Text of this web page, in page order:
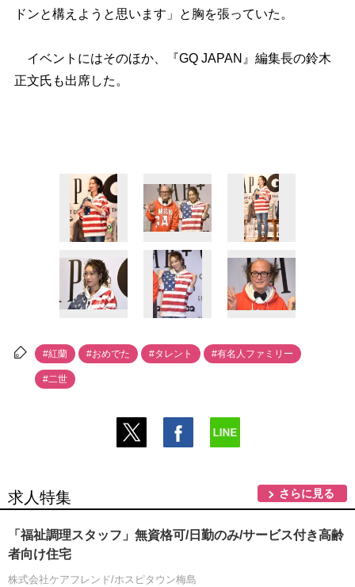
ドンと構えようと思います」と胸を張っていた。
イベントにはそのほか、『GQ JAPAN』編集長の鈴木
正文氏も出席した。
#紅蘭 #おめでた #タレント #有名人ファミリー
#二世
求人特集 さらに見る
「福祉調理スタッフ」無資格可/日勤のみ/サービス付き高齢
者向け住宅
株式会社ケアフレンド/ホスピタウン梅島